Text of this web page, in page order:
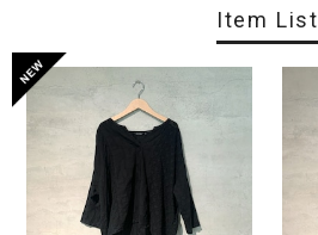
Item List